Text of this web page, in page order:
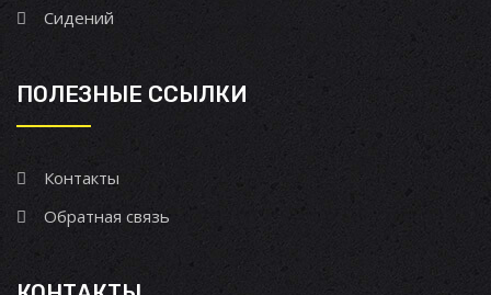
Сидений
ПОЛЕЗНЫЕ ССЫЛКИ
Контакты
Обратная связь